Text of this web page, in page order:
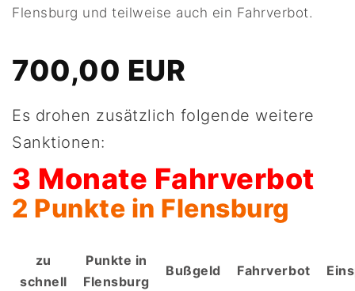
Flensburg und teilweise auch ein Fahrverbot.
700,00 EUR
Es drohen zusätzlich folgende weitere
Sanktionen:
3 Monate Fahrverbot
2 Punkte in Flensburg
zu
schnell
Punkte in
Flensburg
Bußgeld Fahrverbot